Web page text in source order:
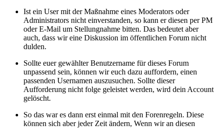
Ist ein User mit der Maßnahme eines Moderators oder
Administrators nicht einverstanden, so kann er diesen per PM
oder E-Mail um Stellungnahme bitten. Das bedeutet aber
auch, dass wir eine Diskussion im öffentlichen Forum nicht
dulden.
Sollte euer gewählter Benutzername für dieses Forum
unpassend sein, können wir euch dazu auffordern, einen
passenden Usernamen auszusuchen. Sollte dieser
Aufforderung nicht folge geleistet werden, wird dein Account
gelöscht.
So das war es dann erst einmal mit den Forenregeln. Diese
können sich aber jeder Zeit ändern, Wenn wir an diesen